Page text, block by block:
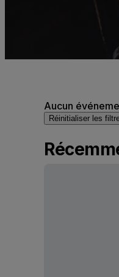
Aucun
Réinitialiser les